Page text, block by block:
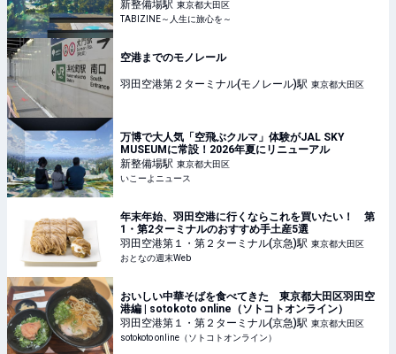
験できる「そらクルーズ」が新登場 | TABIZINE～人生
に旅心を～
新整備場駅 東京都大田区
TABIZINE～人生に旅心を～
空港までのモノレール
羽田空港第２ターミナル(モノレール)駅 東京都大田区
万博で大人気「空飛ぶクルマ」体験がJAL SKY
MUSEUMに常設！2026年夏にリニューアル
新整備場駅 東京都大田区
いこーよニュース
年末年始、羽田空港に行くならこれを買いたい！ 第
1・第2ターミナルのおすすめ手土産5選
羽田空港第１・第２ターミナル(京急)駅 東京都大田区
おとなの週末Web
おいしい中華そばを食べてきた 東京都大田区羽田空
港編 | sotokoto online（ソトコトオンライン）
羽田空港第１・第２ターミナル(京急)駅 東京都大田区
sotokoto online（ソトコトオンライン）